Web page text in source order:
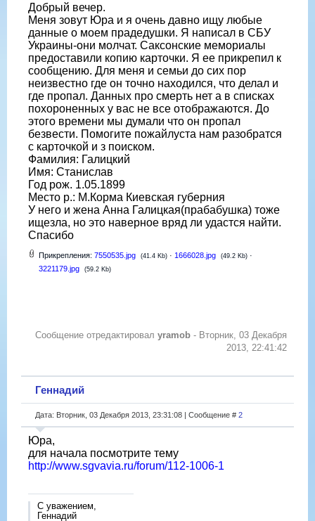
Добрый вечер.
Меня зовут Юра и я очень давно ищу любые
данные о моем прадедушки. Я написал в СБУ
Украины-они молчат. Саксонские мемориалы
предоставили копию карточки. Я ее прикрепил к
сообщению. Для меня и семьи до сих пор
неизвестно где он точно находился, что делал и
где пропал. Данных про смерть нет а в списках
похороненных у вас не все отображаются. До
этого времени мы думали что он пропал
безвести. Помогите пожайлуста нам разобратся
с карточкой и з поиском.
Фамилия: Галицкий
Имя: Станислав
Год рож. 1.05.1899
Место р.: М.Корма Киевская губерния
У него и жена Анна Галицкая(прабабушка) тоже
ищезла, но это наверное вряд ли удастся найти.
Спасибо
Прикрепления: 7550535.jpg (41.4 Kb) · 1666028.jpg (49.2 Kb) ·
3221179.jpg
(59.2 Kb)
Сообщение отредактировал yramob - Вторник, 03 Декабря
2013, 22:41:42
Геннадий
Дата: Вторник, 03 Декабря 2013, 23:31:08 | Сообщение # 2
Юра,
для начала посмотрите тему
http://www.sgvavia.ru/forum/112-1006-1
С уважением,
Геннадий